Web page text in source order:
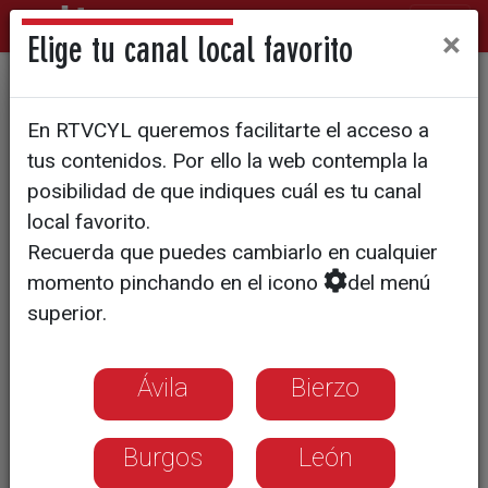
Dos detenidos, uno en Soria,
por difundir contenido sexual
Elige tu canal local favorito ×
En RTVCYL queremos facilitarte el acceso a
tus contenidos. Por ello la web contempla la
posibilidad de que indiques cuál es tu canal
local favorito.
Recuerda que puedes cambiarlo en cualquier
momento pinchando en el icono
del menú
superior.
Ávila Bierzo
Burgos León